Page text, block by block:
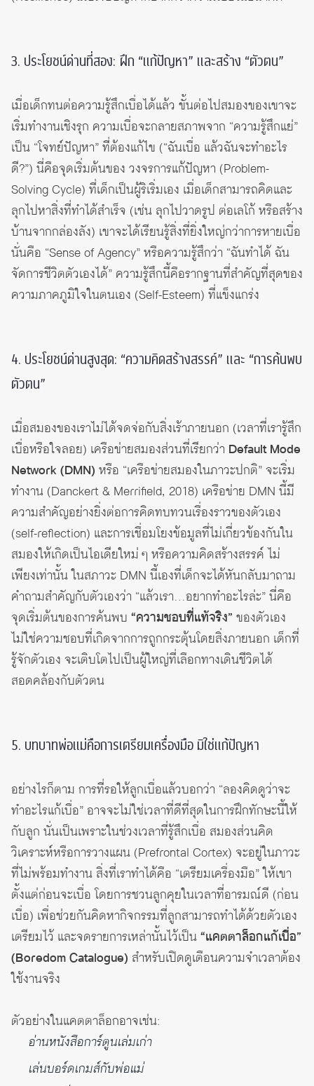
3. ประโยชน์ด่านที่สอง: ฝึก “แก้ปัญหา” และสร้าง “ตัวตน”
เมื่อเด็กทนต่อความรู้สึกเบื่อได้แล้ว ขั้นต่อไปสมองของเขาจะ
เริ่มทำงานเชิงรุก ความเบื่อจะกลายสภาพจาก “ความรู้สึกแย่”
เป็น “โจทย์ปัญหา” ที่ต้องแก้ไข (“ฉันเบื่อ แล้วฉันจะทำอะไร
ดี?”) นี่คือจุดเริ่มต้นของ วงจรการแก้ปัญหา (Problem-
Solving Cycle) ที่เด็กเป็นผู้ริเริ่มเอง เมื่อเด็กสามารถคิดและ
ลุกไปหาสิ่งที่ทำได้สำเร็จ (เช่น ลุกไปวาดรูป ต่อเลโก้ หรือสร้าง
บ้านจากกล่องลัง) เขาจะได้เรียนรู้สิ่งที่ยิ่งใหญ่กว่าการหายเบื่อ
นั่นคือ “Sense of Agency” หรือความรู้สึกว่า “ฉันทำได้ ฉัน
จัดการชีวิตตัวเองได้” ความรู้สึกนี้คือรากฐานที่สำคัญที่สุดของ
ความภาคภูมิใจในตนเอง (Self-Esteem) ที่แข็งแกร่ง
4. ประโยชน์ด่านสูงสุด: “ความคิดสร้างสรรค์” และ “การค้นพบ
ตัวตน”
เมื่อสมองของเราไม่ได้จดจ่อกับสิ่งเร้าภายนอก (เวลาที่เรารู้สึก
เบื่อหรือใจลอย) เครือข่ายสมองส่วนที่เรียกว่า Default Mode
Network (DMN) หรือ “เครือข่ายสมองในภาวะปกติ” จะเริ่ม
ทำงาน (Danckert & Merrifield, 2018) เครือข่าย DMN นี้มี
ความสำคัญอย่างยิ่งต่อการคิดทบทวนเรื่องราวของตัวเอง
(self-reflection) และการเชื่อมโยงข้อมูลที่ไม่เกี่ยวข้องกันใน
สมองให้เกิดเป็นไอเดียใหม่ ๆ หรือความคิดสร้างสรรค์ ไม่
เพียงเท่านั้น ในสภาวะ DMN นี้เองที่เด็กจะได้หันกลับมาถาม
คำถามสำคัญกับตัวเองว่า “แล้วเรา…อยากทำอะไรล่ะ” นี่คือ
จุดเริ่มต้นของการค้นพบ “ความชอบที่แท้จริง” ของตัวเอง
ไม่ใช่ความชอบที่เกิดจากการถูกกระตุ้นโดยสิ่งภายนอก เด็กที่
รู้จักตัวเอง จะเติบโตไปเป็นผู้ใหญ่ที่เลือกทางเดินชีวิตได้
สอดคล้องกับตัวตน
5. บทบาทพ่อแม่คือการเตรียมเครื่องมือ มิใช่แก้ปัญหา
อย่างไรก็ตาม การที่รอให้ลูกเบื่อแล้วบอกว่า “ลองคิดดูว่าจะ
ทำอะไรแก้เบื่อ” อาจจะไม่ใช่เวลาที่ดีที่สุดในการฝึกทักษะนี้ให้
กับลูก นั่นเป็นเพราะในช่วงเวลาที่รู้สึกเบื่อ สมองส่วนคิด
วิเคราะห์หรือการวางแผน (Prefrontal Cortex) จะอยู่ในภาวะ
ที่ไม่พร้อมทำงาน สิ่งที่เราทำได้คือ “เตรียมเครื่องมือ” ให้เขา
ตั้งแต่ก่อนจะเบื่อ โดยการชวนลูกคุยในเวลาที่อารมณ์ดี (ก่อน
เบื่อ) เพื่อช่วยกันคิดหากิจกรรมที่ลูกสามารถทำได้ด้วยตัวเอง
เตรียมไว้ และจดรายการเหล่านั้นไว้เป็น“แคตตาล็อกแก้เบื่อ”
(Boredom Catalogue) สำหรับเปิดดูเตือนความจำเวลาต้อง
ใช้งานจริง
ตัวอย่างในแคตตาล็อกอาจเช่น:
อ่านหนังสือการ์ตูนเล่มเก่า
เล่นบอร์ดเกมส์กับพ่อแม่